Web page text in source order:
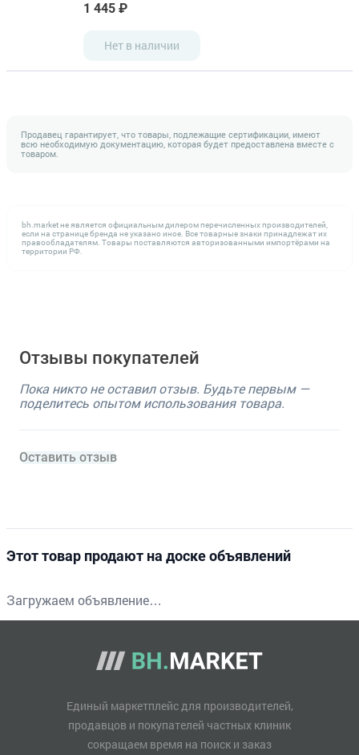
1 445 ₽
Нет в наличии
Продавец гарантирует, что товары, подлежащие сертификации, имеют
всю необходимую документацию, которая будет предоставлена вместе с
товаром.
bh.market не является официальным дилером перечисленных производителей,
если на странице бренда не указано иное. Все товарные знаки принадлежат их
правообладателям. Товары поставляются авторизованными импортёрами на
территории РФ.
Отзывы покупателей
Пока никто не оставил отзыв. Будьте первым —
поделитесь опытом использования товара.
Оставить отзыв
Этот товар продают на доске объявлений
Загружаем объявление…
Единый маркетплейс для производителей,
продавцов и покупателей частных клиник
сокращаем время на поиск и заказ